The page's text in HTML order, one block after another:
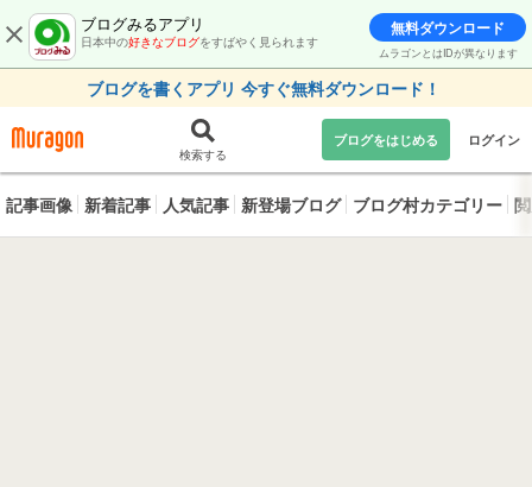
ブログみるアプリ
日本中の好きなブログをすばやく見られます
無料ダウンロード
ムラゴンとはIDが異なります
ブログを書くアプリ 今すぐ無料ダウンロード！
検索する
ブログをはじめる ログイン
記事画像 新着記事 人気記事 新登場ブログ ブログ村カテゴリー